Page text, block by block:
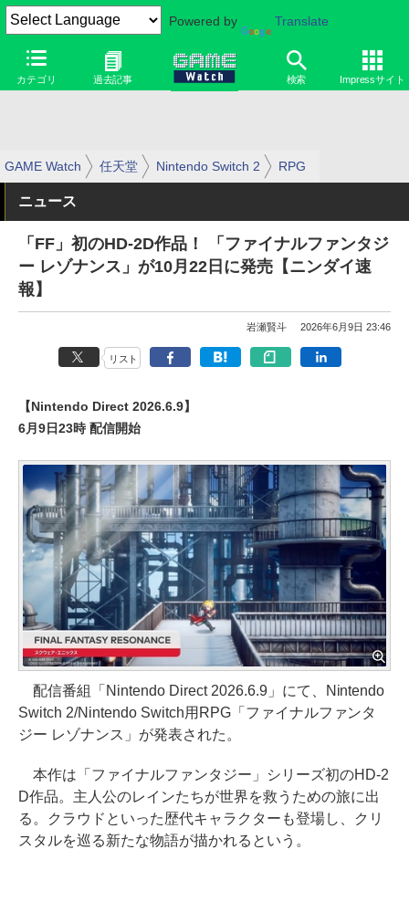
Powered by Translate
カテゴリ 過去記事 検索 Impressサイト
GAME Watch 任天堂 Nintendo Switch 2 RPG
ニュース
「FF」初のHD-2D作品！ 「ファイナルファンタジ
ー レゾナンス」が10月22日に発売【ニンダイ速
報】
岩瀬賢斗 2026年6月9日 23:46
リスト
【Nintendo Direct 2026.6.9】
6月9日23時 配信開始
配信番組「Nintendo Direct 2026.6.9」にて、Nintendo
Switch 2/Nintendo Switch用RPG「ファイナルファンタ
ジー レゾナンス」が発表された。
本作は「ファイナルファンタジー」シリーズ初のHD-2
D作品。主人公のレインたちが世界を救うための旅に出
る。クラウドといった歴代キャラクターも登場し、クリ
スタルを巡る新たな物語が描かれるという。